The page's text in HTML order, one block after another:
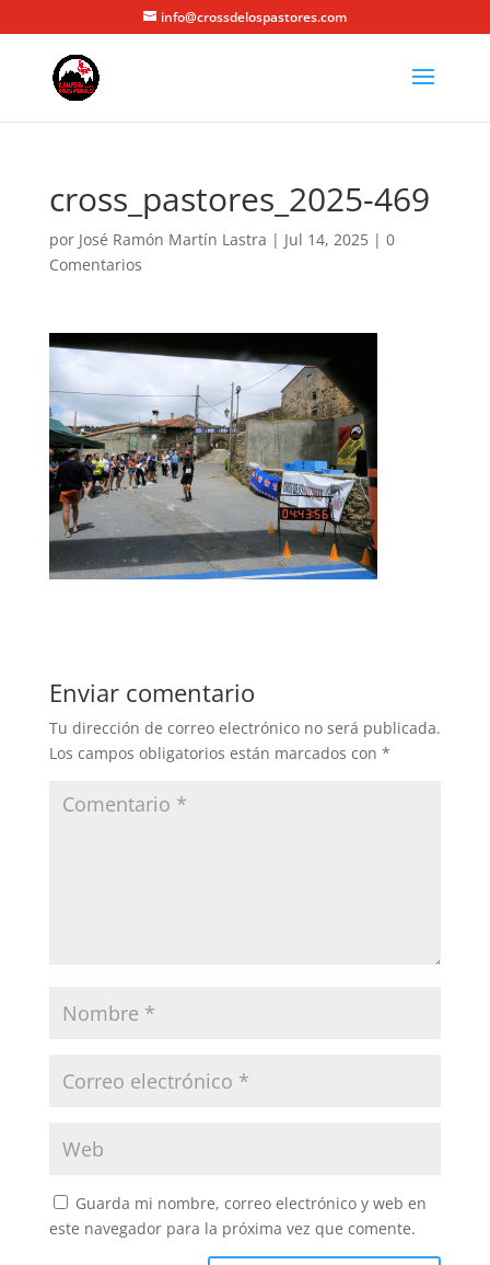
info@crossdelospastores.com
cross_pastores_2025-469
por José Ramón Martín Lastra | Jul 14, 2025| 0
Comentarios
Enviar comentario
Tu dirección de correo electrónico no será publicada.
Los campos obligatorios están marcados con *
Guarda mi nombre, correo electrónico y web en
este navegador para la próxima vez que comente.